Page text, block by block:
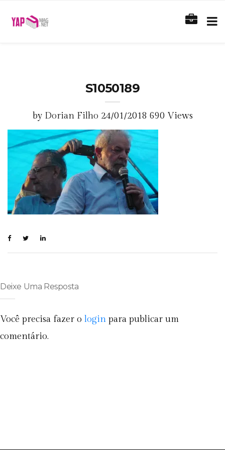
S1050189
by Dorian Filho 24/01/2018 690 Views
Deixe Uma Resposta
Você precisa fazer o login para publicar um
comentário.